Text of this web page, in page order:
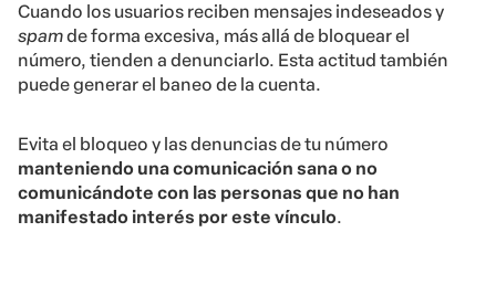
Cuando los usuarios reciben mensajes indeseados y
spamde forma excesiva, más allá de bloquear el
número, tienden a denunciarlo. Esta actitud también
puede generar el baneo de la cuenta.
Evita el bloqueo y las denuncias de tu número
manteniendo una comunicación sana o no
comunicándote con las personas que no han
manifestado interés por este vínculo.